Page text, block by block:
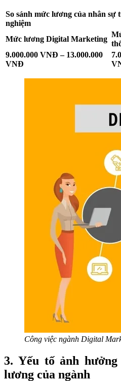
So sánh mức lương của nhân sự
nghiệm
Mức lương Digital Marketing
9.000.000 VNĐ – 13.000.000
VNĐ
Công việc ngành Digital
3. Yếu tố ảnh
lương của ngành